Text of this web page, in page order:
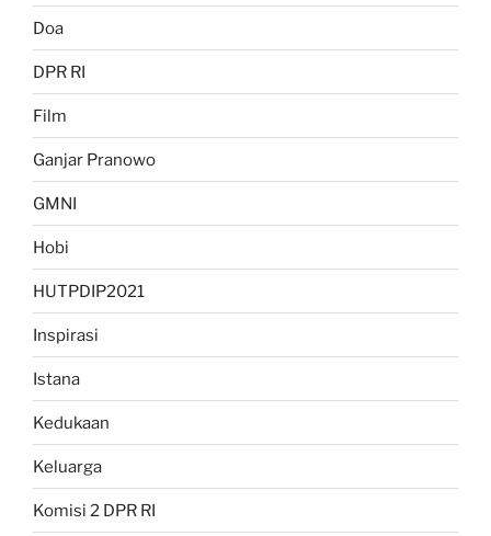
Doa
DPR RI
Film
Ganjar Pranowo
GMNI
Hobi
HUTPDIP2021
Inspirasi
Istana
Kedukaan
Keluarga
Komisi 2 DPR RI